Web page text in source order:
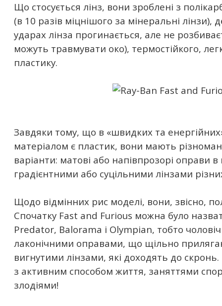
Що стосується лінз, вони зроблені з
(в 10 разів міцнішого за мінеральні
ударах лінза прогинається, але не
можуть травмувати око), термостійкого,
пластику.
Завдяки тому, що в «швидких та
матеріалом є пластик, вони мають
варіанти: матові або напівпрозорі оправи в
градієнтними або суцільними лінзами
Щодо відмінних рис моделі, вони, звісно,
Спочатку Fast and Furious можна було
Predator, Balorama і Olympian, тобто
лаконічними оправами, що щільно
вигнутими лінзами, які доходять до
з активним способом життя, заняттями
злодіями!